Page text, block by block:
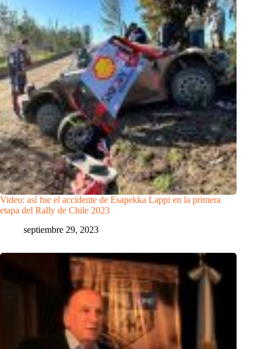
Video: así fue el accidente de Esapekka Lappi en la primera
etapa del Rally de Chile 2023
septiembre 29, 2023